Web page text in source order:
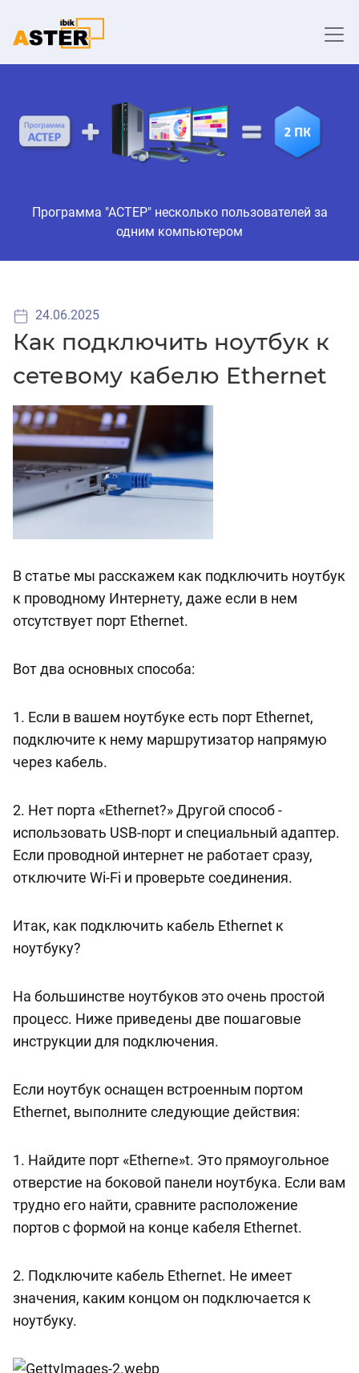
Программа "АСТЕР" несколько пользователей за
одним компьютером
24.06.2025
Как подключить ноутбук к
сетевому кабелю Ethernet
В статье мы расскажем как подключить ноутбук
к проводному Интернету, даже если в нем
отсутствует порт Ethernet.
Вот два основных способа:
1. Если в вашем ноутбуке есть порт Ethernet,
подключите к нему маршрутизатор напрямую
через кабель.
2. Нет порта «Ethernet?» Другой способ -
использовать USB-порт и специальный адаптер.
Если проводной интернет не работает сразу,
отключите Wi-Fi и проверьте соединения.
Итак, как подключить кабель Ethernet к
ноутбуку?
На большинстве ноутбуков это очень простой
процесс. Ниже приведены две пошаговые
инструкции для подключения.
Если ноутбук оснащен встроенным портом
Ethernet, выполните следующие действия:
1. Найдите порт «Etherne»t. Это прямоугольное
отверстие на боковой панели ноутбука. Если вам
трудно его найти, сравните расположение
портов с формой на конце кабеля Ethernet.
2. Подключите кабель Ethernet. Не имеет
значения, каким концом он подключается к
ноутбуку.